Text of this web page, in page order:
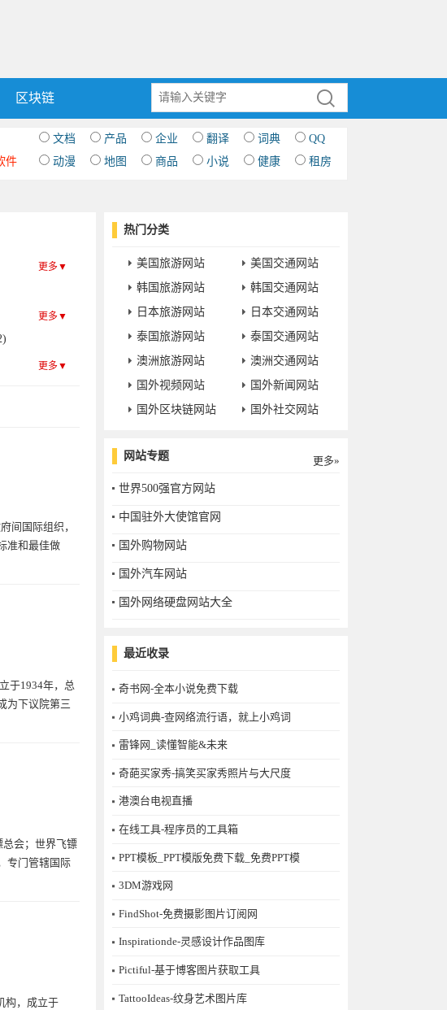
区块链
文档 产品 企业 翻译 词典
QQ
件 动漫 地图 商品 小说 健康 租房
更多▼
更多▼
更多▼
间国际组织，
准和最佳做
于1934年，总
为下议院第三
总会；世界飞镖
专门管辖国际
构，成立于
热门分类
美国旅游网站
美国交通网站
韩国旅游网站
韩国交通网站
日本旅游网站
日本交通网站
泰国旅游网站
泰国交通网站
澳洲旅游网站
澳洲交通网站
国外视频网站
国外新闻网站
国外区块链网站
国外社交网站
网站专题 更多»
世界500强官方网站
中国驻外大使馆官网
国外购物网站
国外汽车网站
国外网络硬盘网站大全
最近收录
奇书网-全本小说免费下载
小鸡词典-查网络流行语，就上小鸡词
雷锋网_读懂智能&未来
奇葩买家秀-搞笑买家秀照片与大尺度
港澳台电视直播
在线工具-程序员的工具箱
PPT模板_PPT模版免费下载_免费PPT模
3DM游戏网
FindShot-免费摄影图片订阅网
Inspirationde-灵感设计作品图库
Pictiful-基于博客图片获取工具
TattooIdeas-纹身艺术图片库